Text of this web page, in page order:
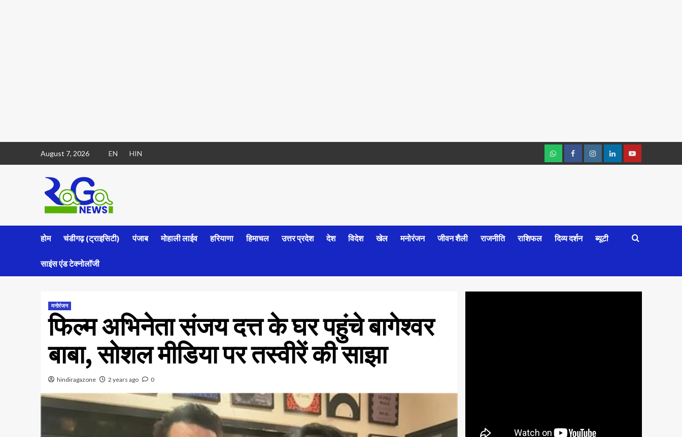
August 7, 2026 EN HIN
होम चंडीगढ़ (ट्राइसिटी) पंजाब मोहाली लाईव हरियाणा हिमाचल उत्तर प्रदेश देश विदेश खेल मनोरंजन जीवन शैली राजनीति राशिफल दिव्य दर्शन ब्यूटी
साइंस एंड टेक्नोलॉजी
मनोरंजन
फिल्म अभिनेता संजय दत्त के घर पहुंचे बागेश्वर
बाबा, सोशल मीडिया पर तस्वीरें की साझा
hindiragazone 2 years ago 0